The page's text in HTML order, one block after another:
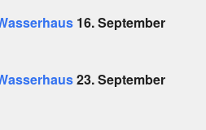
16. September
23. September